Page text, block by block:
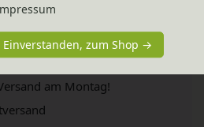
am Montag!
Einverstanden, zum Shop →